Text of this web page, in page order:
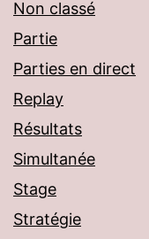
Non classé
Partie
Parties en direct
Replay
Résultats
Simultanée
Stage
Stratégie